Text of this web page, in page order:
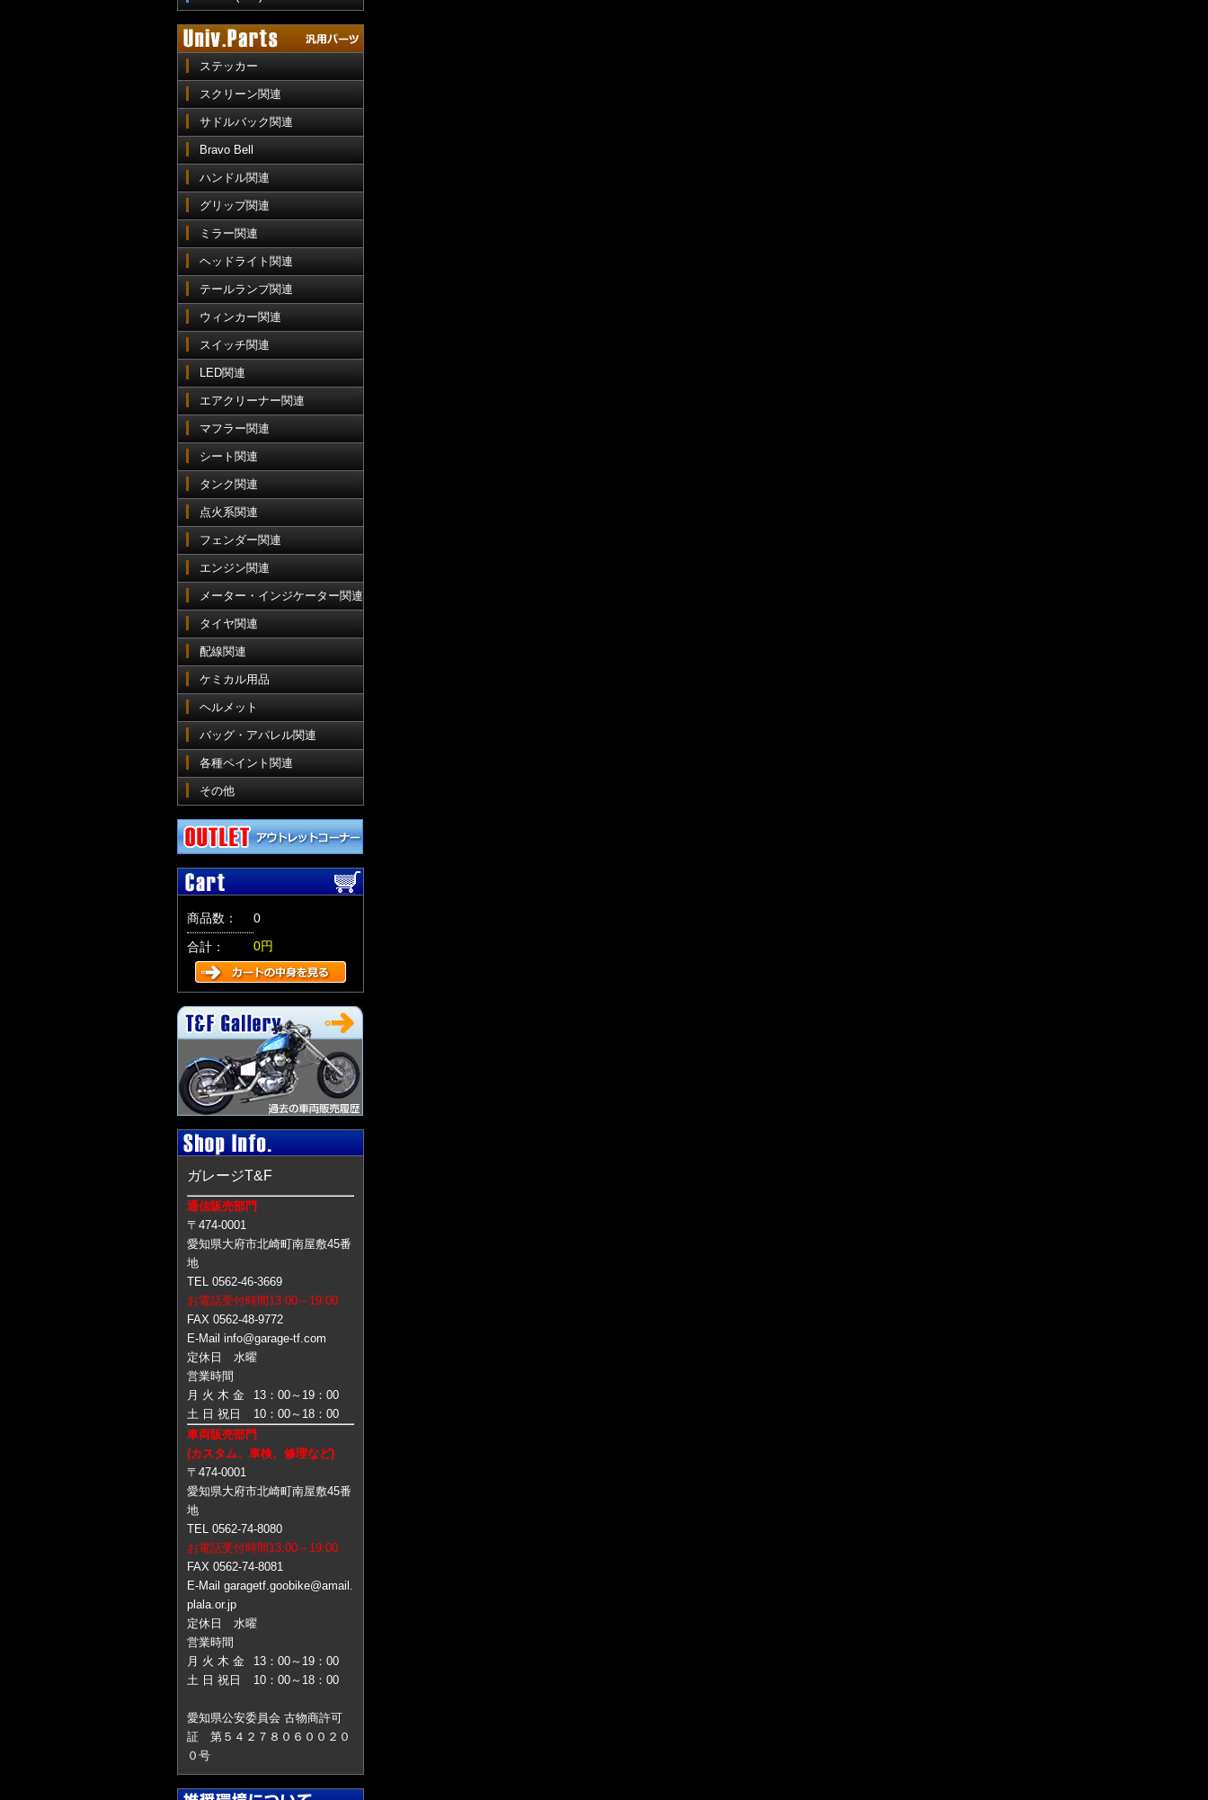
ステッカー
スクリーン関連
サドルバック関連
Bravo Bell
ハンドル関連
グリップ関連
ミラー関連
ヘッドライト関連
テールランプ関連
ウィンカー関連
スイッチ関連
LED関連
エアクリーナー関連
マフラー関連
シート関連
タンク関連
点火系関連
フェンダー関連
エンジン関連
メーター・インジケーター関連
タイヤ関連
配線関連
ケミカル用品
ヘルメット
バッグ・アパレル関連
各種ペイント関連
その他
商品数：
0
合計：
0円
ガレージT&F
通信販売部門
〒474-0001
愛知県大府市北崎町南屋敷45番
地
TEL 0562-46-3669
お電話受付時間13:00～19:00
FAX 0562-48-9772
E-Mail info@garage-tf.com
定休日 水曜
営業時間
月 火 木 金
13：00～19：00
土 日 祝日
10：00～18：00
車両販売部門
(カスタム、車検、修理など)
〒474-0001
愛知県大府市北崎町南屋敷45番
地
TEL 0562-74-8080
お電話受付時間13:00～19:00
FAX 0562-74-8081
E-Mail garagetf.goobike@amail.
plala.or.jp
定休日 水曜
営業時間
月 火 木 金
13：00～19：00
土 日 祝日
10：00～18：00
愛知県公安委員会 古物商許可
証 第５４２７８０６００２０
０号